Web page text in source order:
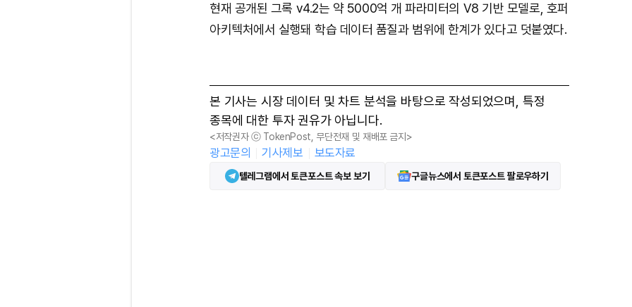
현재 공개된 그록 v4.2는 약 5000억 개 파라미터의 V8 기반 모델로, 호퍼
아키텍처에서 실행돼 학습 데이터 품질과 범위에 한계가 있다고 덧붙였다.
본 기사는 시장 데이터 및 차트 분석을 바탕으로 작성되었으며, 특정
종목에 대한 투자 권유가 아닙니다.
<저작권자 ⓒ TokenPost, 무단전재 및 재배포 금지>
광고문의 기사제보 보도자료
텔레그램에서 토큰포스트 속보 보기 구글뉴스에서 토큰포스트 팔로우하기